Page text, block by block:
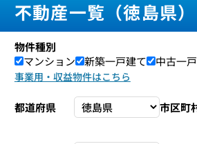
不動産一覧（徳島県）
物件種別
マンション
新築一戸建て 中古一
事業用・収益物件はこちら
都道府県 市区町